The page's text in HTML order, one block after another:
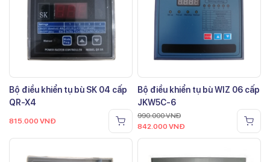
Bộ điều khiển tụ bù SK 04 cấp
QR-X4
815.000 VNĐ
Bộ điều khiển tụ bù WIZ 06 cấp
JKW5C-6
990.000VNĐ
842.000 VNĐ